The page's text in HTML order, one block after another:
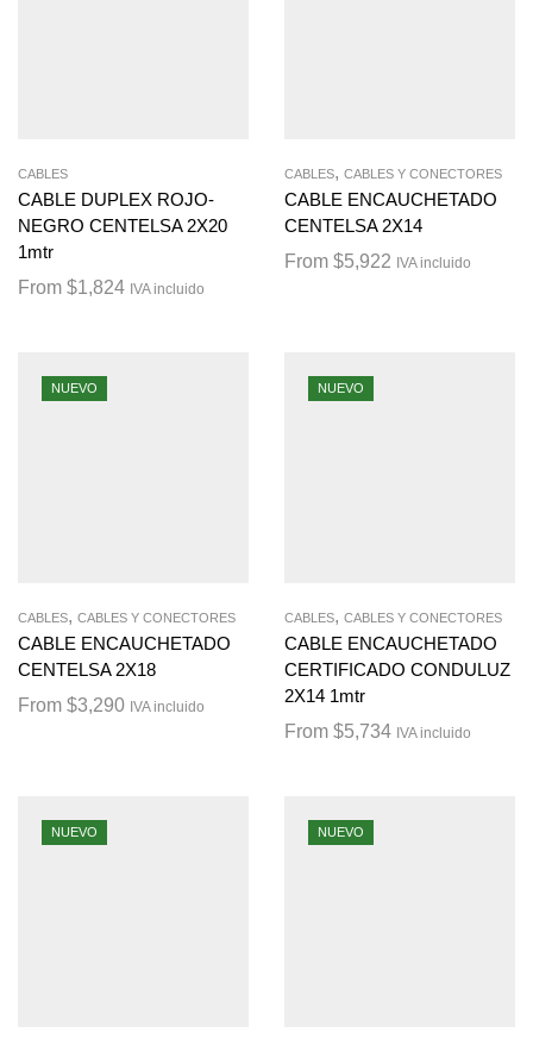
CABLES
CABLE DUPLEX ROJO-
NEGRO CENTELSA 2X20
1mtr
From $1,824 IVA incluido
CABLES, CABLES Y CONECTORES
CABLE ENCAUCHETADO
CENTELSA 2X14
From $5,922 IVA incluido
NUEVO
CABLES, CABLES Y CONECTORES
CABLE ENCAUCHETADO
CENTELSA 2X18
From $3,290 IVA incluido
NUEVO
CABLES, CABLES Y CONECTORES
CABLE ENCAUCHETADO
CERTIFICADO CONDULUZ
2X14 1mtr
From $5,734 IVA incluido
NUEVO NUEVO